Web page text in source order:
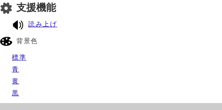
支援機能
読み上げ
背景色
標準
青
黄
黒